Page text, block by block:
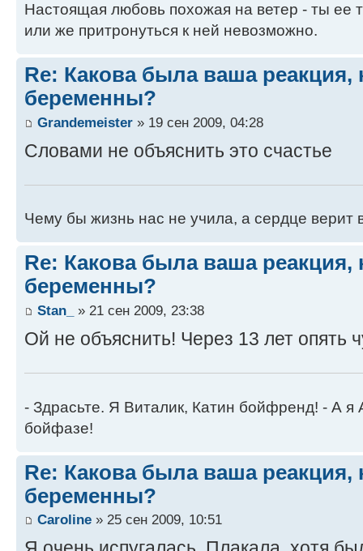
Настоящая любовь похожая на ветер - ты ее
или же притронуться к ней невозможно.
Re: Какова была ваша реакция,
беременны?
Grandemeister » 19 сен 2009, 04:28
Словами не объяснить это счастье
Чему бы жизнь нас не учила, а сердце верит
Re: Какова была ваша реакция,
беременны?
Stan_ » 21 сен 2009, 23:38
Ой не объяснить! Через 13 лет опять
- Здрасьте. Я Виталик, Катин бойфренд! - А я
бойфазе!
Re: Какова была ваша реакция,
беременны?
Caroline » 25 сен 2009, 10:51